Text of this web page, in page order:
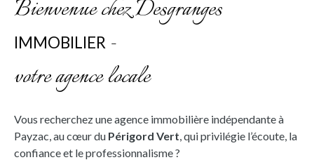
Bienvenue chez Desgranges
IMMOBILIER -
votre agence locale
Vous recherchez une agence immobilière indépendante à
Payzac, au cœur du Périgord Vert, qui privilégie l’écoute, la
confiance et le professionnalisme ?